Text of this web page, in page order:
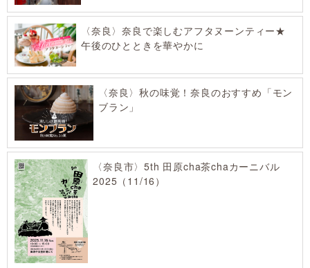
〈奈良〉奈良で楽しむアフタヌーンティー★
午後のひとときを華やかに
〈奈良〉秋の味覚！奈良のおすすめ「モン
ブラン」
〈奈良市〉5th 田原cha茶chaカーニバル
2025（11/16）